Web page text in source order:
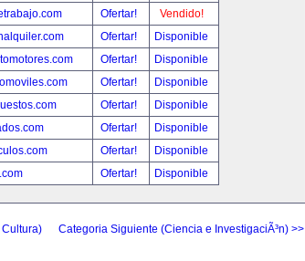
Ofertar!
Vendido!
Ofertar!
Disponible
Ofertar!
Disponible
Ofertar!
Disponible
Ofertar!
Disponible
Ofertar!
Disponible
Ofertar!
Disponible
Ofertar! Disponible
Cultura) Categoria Siguiente (Ciencia e InvestigaciÃ³n) >>